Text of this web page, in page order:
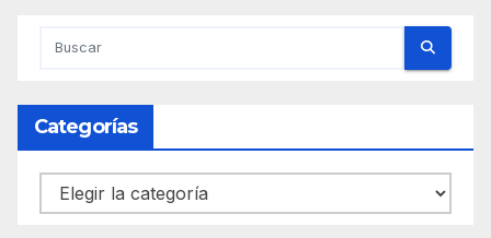
Categorías
Categorías